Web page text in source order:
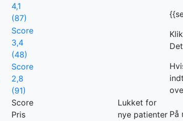
4,1
(87)
Score
3,4
(48)
Score
2,8
(91)
Score
Pris
Lukket for
nye patienter På